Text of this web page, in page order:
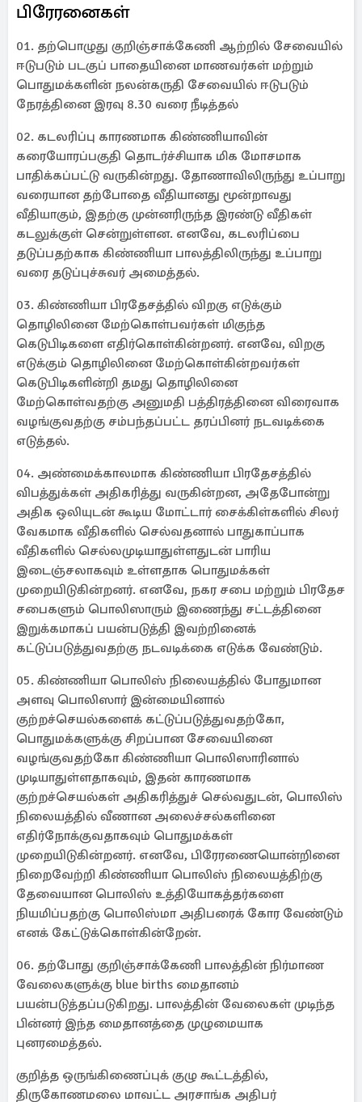
பிரேரனைகள்
01. தற்பொழுது குறிஞ்சாக்கேணி ஆற்றில் சேவையில்
ஈடுபடும் படகுப் பாதையினை மாணவர்கள் மற்றும்
பொதுமக்களின் நலன்கருதி சேவையில் ஈடுபடும்
நேரத்தினை இரவு 8.30 வரை நீடித்தல்
02. கடலரிப்பு காரணமாக கிண்ணியாவின்
கரையோரப்பகுதி தொடர்ச்சியாக மிக மோசமாக
பாதிக்கப்பட்டு வருகின்றது. தோணாவிலிருந்து உப்பாறு
வரையான தற்போதை வீதியானது மூன்றாவது
வீதியாகும், இதற்கு முன்னரிருந்த இரண்டு வீதிகள்
கடலுக்குள் சென்றுள்ளன. எனவே, கடலரிப்பை
தடுப்பதற்காக கிண்ணியா பாலத்திலிருந்து உப்பாறு
வரை தடுப்புச்சுவர் அமைத்தல்.
03. கிண்ணியா பிரதேசத்தில் விறகு எடுக்கும்
தொழிலினை மேற்கொள்பவர்கள் மிகுந்த
கெடுபிடிகளை எதிர்கொள்கின்றனர். எனவே, விறகு
எடுக்கும் தொழிலினை மேற்கொள்கின்றவர்கள்
கெடுபிடிகளின்றி தமது தொழிலினை
மேற்கொள்வதற்கு அனுமதி பத்திரத்தினை விரைவாக
வழங்குவதற்கு சம்பந்தப்பட்ட தரப்பினர் நடவடிக்கை
எடுத்தல்.
04. அண்மைக்காலமாக கிண்ணியா பிரதேசத்தில்
விபத்துக்கள் அதிகரித்து வருகின்றன, அதேபோன்று
அதிக ஒலியுடன் கூடிய மோட்டார் சைக்கிள்களில் சிலர்
வேகமாக வீதிகளில் செல்வதனால் பாதுகாப்பாக
வீதிகளில் செல்லமுடியாதுள்ளதுடன் பாரிய
இடைஞ்சலாகவும் உள்ளதாக பொதுமக்கள்
முறையிடுகின்றனர். எனவே, நகர சபை மற்றும் பிரதேச
சபைகளும் பொலிஸாரும் இணைந்து சட்டத்தினை
இறுக்கமாகப் பயன்படுத்தி இவற்றினைக்
கட்டுப்படுத்துவதற்கு நடவடிக்கை எடுக்க வேண்டும்.
05. கிண்ணியா பொலிஸ் நிலையத்தில் போதுமான
அளவு பொலிஸார் இன்மையினால்
குற்றச்செயல்களைக் கட்டுப்படுத்துவதற்கோ,
பொதுமக்களுக்கு சிறப்பான சேவையினை
வழங்குவதற்கோ கிண்ணியா பொலிஸாரினால்
முடியாதுள்ளதாகவும், இதன் காரணமாக
குற்றச்செயல்கள் அதிகரித்துச் செல்வதுடன், பொலிஸ்
நிலையத்தில் வீணான அலைச்சல்களினை
எதிர்நோக்குவதாகவும் பொதுமக்கள்
முறையிடுகின்றனர். எனவே, பிரேரணையொன்றினை
நிறைவேற்றி கிண்ணியா பொலிஸ் நிலையத்திற்கு
தேவையான பொலிஸ் உத்தியோகத்தர்களை
நியமிப்பதற்கு பொலிஸ்மா அதிபரைக் கோர வேண்டும்
எனக் கேட்டுக்கொள்கின்றேன்.
06. தற்போது குறிஞ்சாக்கேணி பாலத்தின் நிர்மாண
வேலைகளுக்கு blue births மைதானம்
பயன்படுத்தப்படுகிறது. பாலத்தின் வேலைகள் முடிந்த
பின்னர் இந்த மைதானத்தை முழுமையாக
புனரமைத்தல்.
குறித்த ஒருங்கிணைப்புக் குழு கூட்டத்தில்,
திருகோணமலை மாவட்ட அரசாங்க அதிபர்